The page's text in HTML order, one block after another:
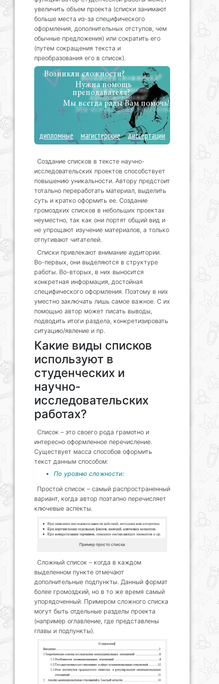
увеличить объем проекта (списки занимают
больше места из-за специфического
оформления, дополнительных отступов, чем
обычные предложения) или сократить его
(путем сокращения текста и
преобразования его в список).
Возникли сложности?
Нужна помощь
преподавателя?
Мы всегда рады Вам помочь!
дипломные магистерские диссертации
Создание списков в тексте научно-
исследовательских проектов способствует
повышению уникальности. Автору предстоит
тотально переработать материал, выделить
суть и кратко оформить ее. Создание
громоздких списков в небольших проектах
неуместно, так как они портят общий вид и
не упрощают изучение материалов, а только
отпугивают читателей.
Списки привлекают внимание аудитории.
Во-первых, они выделяются в структуре
работы. Во-вторых, в них выносится
конкретная информация, достойная
специфического оформления. Поэтому в них
уместно заключать лишь самое важное. С их
помощью автор может писать выводы,
подводить итоги раздела, конкретизировать
ситуацию/явление и пр.
Какие виды списков
используют в
студенческих и
научно-
исследовательских
работах?
Список – это своего рода грамотно и
интересно оформленное перечисление.
Существует масса способов оформить
текст данным способом:
По уровню сложности:
Простой список – самый распространенный
вариант, когда автор поэтапно перечисляет
ключевые аспекты.
Пример просто списка
Сложный список – когда в каждом
выделенном пункте отмечают
дополнительные подпункты. Данный формат
более громоздкий, но в то же время самый
упорядоченный. Примером сложного списка
могут быть отдельные разделы проекта
(например оглавление, где представлены
главы и подпункты).